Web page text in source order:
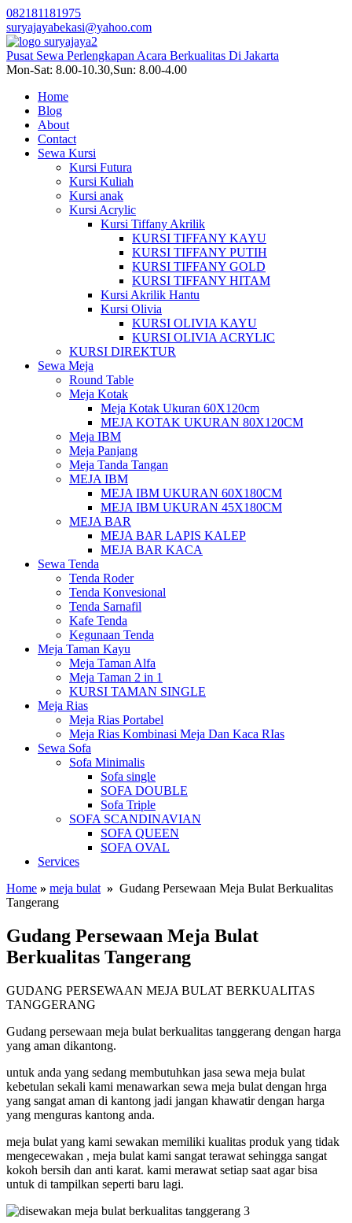
082181181975
suryajayabekasi@yahoo.com
Pusat Sewa Perlengkapan Acara Berkualitas Di Jakarta
Mon-Sat: 8.00-10.30,Sun: 8.00-4.00
Home
Blog
About
Contact
Sewa Kursi
Kursi Futura
Kursi Kuliah
Kursi anak
Kursi Acrylic
Kursi Tiffany Akrilik
KURSI TIFFANY KAYU
KURSI TIFFANY PUTIH
KURSI TIFFANY GOLD
KURSI TIFFANY HITAM
Kursi Akrilik Hantu
Kursi Olivia
KURSI OLIVIA KAYU
KURSI OLIVIA ACRYLIC
KURSI DIREKTUR
Sewa Meja
Round Table
Meja Kotak
Meja Kotak Ukuran 60X120cm
MEJA KOTAK UKURAN 80X120CM
Meja IBM
Meja Panjang
Meja Tanda Tangan
MEJA IBM
MEJA IBM UKURAN 60X180CM
MEJA IBM UKURAN 45X180CM
MEJA BAR
MEJA BAR LAPIS KALEP
MEJA BAR KACA
Sewa Tenda
Tenda Roder
Tenda Konvesional
Tenda Sarnafil
Kafe Tenda
Kegunaan Tenda
Meja Taman Kayu
Meja Taman Alfa
Meja Taman 2 in 1
KURSI TAMAN SINGLE
Meja Rias
Meja Rias Portabel
Meja Rias Kombinasi Meja Dan Kaca RIas
Sewa Sofa
Sofa Minimalis
Sofa single
SOFA DOUBLE
Sofa Triple
SOFA SCANDINAVIAN
SOFA QUEEN
SOFA OVAL
Services
Home » meja bulat » Gudang Persewaan Meja Bulat Berkualitas
Tangerang
Gudang Persewaan Meja Bulat
Berkualitas Tangerang
GUDANG PERSEWAAN MEJA BULAT BERKUALITAS
TANGGERANG
Gudang persewaan meja bulat berkualitas tanggerang dengan harga
yang aman dikantong.
untuk anda yang sedang membutuhkan jasa sewa meja bulat
kebetulan sekali kami menawarkan sewa meja bulat dengan hrga
yang sangat aman di kantong jadi jangan khawatir dengan harga
yang menguras kantong anda.
meja bulat yang kami sewakan memiliki kualitas produk yang tidak
mengecewakan , meja bulat kami sangat terawat sehingga sangat
kokoh bersih dan anti karat. kami merawat setiap saat agar bisa
untuk di tampilkan seperti baru lagi.